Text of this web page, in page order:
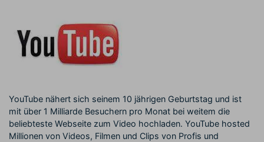
YouTube nähert sich seinem 10 jährigen Geburtstag und ist
mit über 1 Milliarde Besuchern pro Monat bei weitem die
beliebteste Webseite zum Video hochladen. YouTube hosted
Millionen von Videos, Filmen und Clips von Profis und